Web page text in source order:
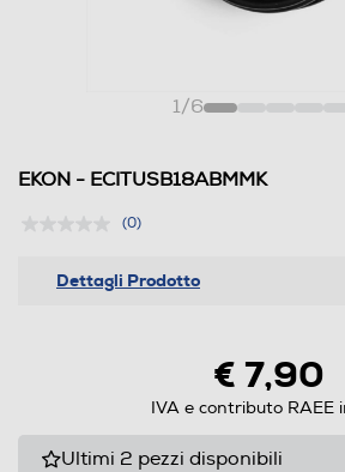
1/6
EKON - ECITUSB18ABMMK
(0)
Dettagli Prodotto
€ 7,90
IVA e contributo RAEE
Ultimi 2 pezzi disponibili